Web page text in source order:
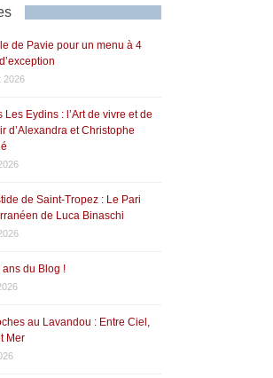
de Pavie pour un menu à 4
2026
Les Eydins : l’Art de vivre et de
d’Alexandra et Christophe
de Saint-Tropez : Le Pari
de Luca Binaschi
ans du Blog !
au Lavandou : Entre Ciel,
Mer